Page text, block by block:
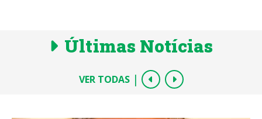
Últimas Notícias
VER TODAS |